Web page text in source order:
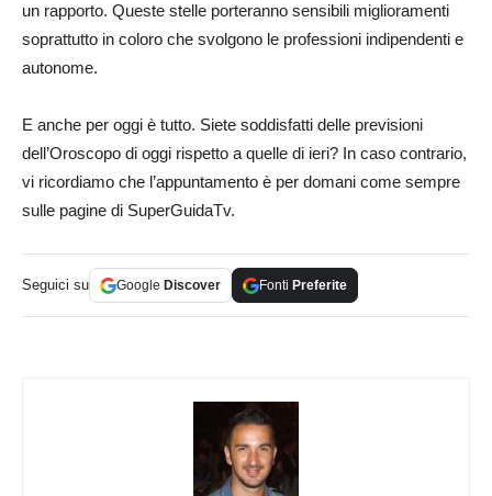
un rapporto. Queste stelle porteranno sensibili miglioramenti
soprattutto in coloro che svolgono le professioni indipendenti e
autonome.
E anche per oggi è tutto. Siete soddisfatti delle previsioni
dell’Oroscopo di oggi rispetto a quelle di ieri? In caso contrario,
vi ricordiamo che l’appuntamento è per domani come sempre
sulle pagine di SuperGuidaTv.
Seguici su Google Discover Fonti Preferite